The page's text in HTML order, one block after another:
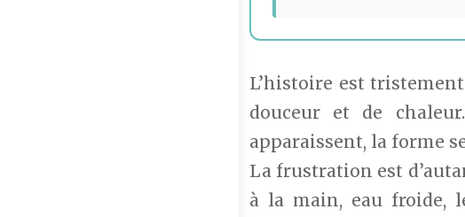
L’histoire est
douceur et de
apparaissent, la forme
La frustration est
à la main, eau froide,